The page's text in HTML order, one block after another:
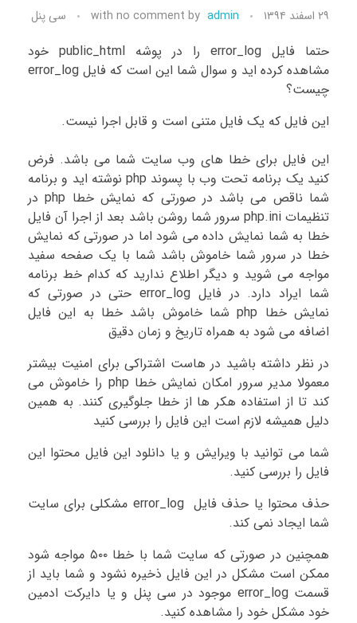
۲۹ اسفند ۱۳۹۴ by admin
with no comment سی پنل
حتما فایل error_log را در پوشه public_html خود
مشاهده کرده اید و سوال شما این است که فایل error_log
چیست؟
این فایل که یک فایل متنی است و قابل اجرا نیست.
این فایل برای خطا های وب سایت شما می باشد. فرض
کنید یک برنامه تحت وب با پسوند php نوشته اید و برنامه
شما ناقص می باشد در صورتی که نمایش خطا php در
تنظیمات php.ini سرور شما روشن باشد بعد از اجرا آن فایل
خطا به شما نمایش داده می شود اما در صورتی که نمایش
خطا در سرور شما خاموش باشد شما با یک صفحه سفید
مواجه می شوید و دیگر اطلاع ندارید که کدام خط برنامه
شما ایراد دارد. در فایل error_log حتی در صورتی که
نمایش خطا php شما خاموش باشد خطا به این فایل
اضافه می شود به همراه تاریخ و زمان دقیق
در نظر داشته باشید در هاست اشتراکی برای امنیت بیشتر
معمولا مدیر سرور امکان نمایش خطا php را خاموش می
کند تا از استفاده هکر ها از خطا جلوگیری کنند. به همین
دلیل همیشه لازم است این فایل را بررسی کنید
شما می توانید با ویرایش و یا دانلود این فایل محتوا این
فایل را بررسی کنید.
حذف محتوا یا حذف فایل error_log مشکلی برای سایت
شما ایجاد نمی کند.
همچنین در صورتی که سایت شما با خطا ۵۰۰ مواجه شود
ممکن است مشکل در این فایل ذخیره نشود و شما باید از
قسمت error_log موجود در سی پنل و یا دایرکت ادمین
خود مشکل خود را مشاهده کنید.